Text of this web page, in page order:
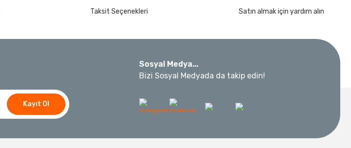
Taksit Seçenekleri Satın almak için yardım alın
Kayıt Ol
Sosyal Medya...
Bizi Sosyal Medyada da takip edin!